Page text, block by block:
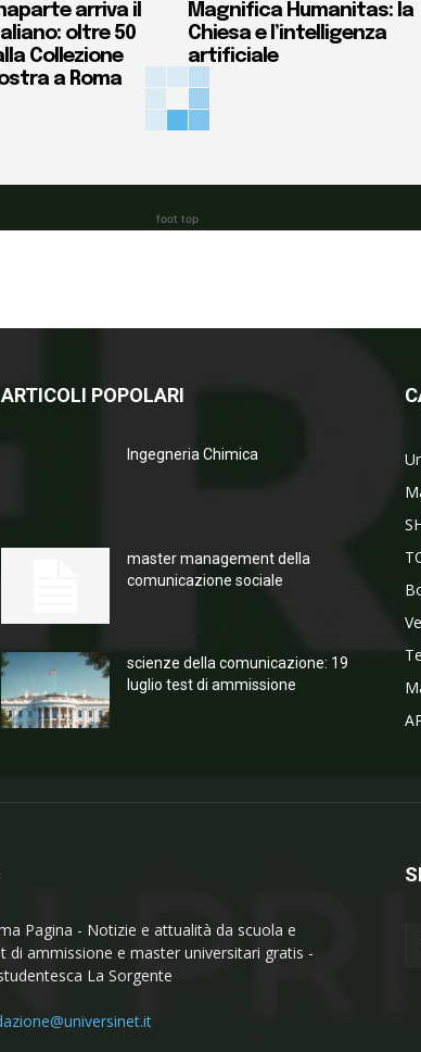
arriva il
oltre 50
Collezione
a Roma
Magnifica Humanitas: la
Chiesa e l’intelligenza
artificiale
foot top
ARTICOLI POPOLARI
Ingegneria Chimica
master management della
comunicazione sociale
scienze della comunicazione: 19
luglio test di ammissione
Pagina - Notizie e attualità da scuola e
di ammissione e master universitari gratis -
La Sorgente